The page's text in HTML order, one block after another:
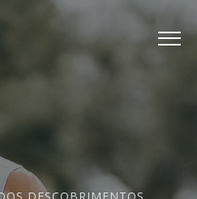
DESCOBRIMENTOS